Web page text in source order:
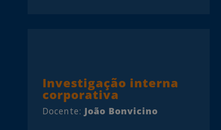
Investigação interna
corporativa
Docente: João Bonvicino